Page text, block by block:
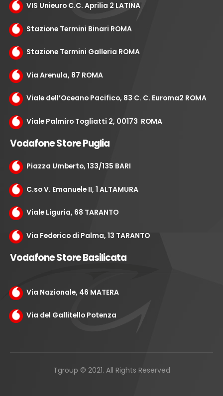
VIS Unieuro C.C. Aprilia 2 LATINA
Stazione Termini Binari ROMA
Stazione Termini Galleria ROMA
Via Arenula, 87 ROMA
Viale dell’Oceano Pacifico, 83 C. C. Euroma2 ROMA
Viale Palmiro Togliatti 2, 00173 ROMA
Vodafone Store Puglia
Piazza Umberto, 133/135 BARI
C.so V. Emanuele II, 1 ALTAMURA
Viale Liguria, 68 TARANTO
Via Federico di Palma, 13 TARANTO
Vodafone Store Basilicata
Via Nazionale, 46 MATERA
Via del Gallitello Potenza
Tgroup © 2021. All Rights Reserved